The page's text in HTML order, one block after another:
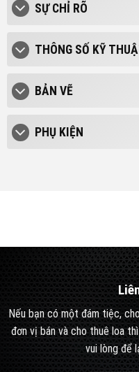
SỰ CHỈ RÕ
THÔNG SỐ KỸ
BẢN VẼ
PHỤ KIỆN
Nếu bạn có một đám tiệc,
đơn vị bán và cho thuê loa
vui lòng để